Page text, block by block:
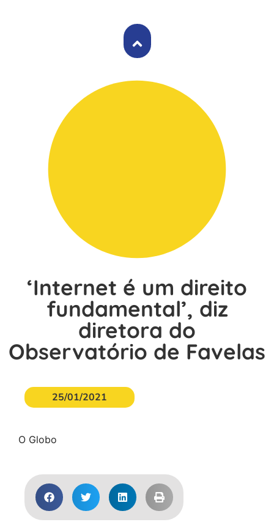
‘Internet é um direito
fundamental’, diz
diretora do
Observatório de Favelas
25/01/2021
O Globo